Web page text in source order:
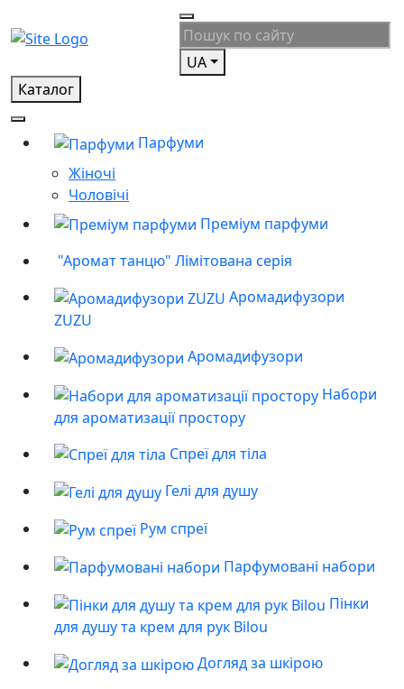
UA
Каталог
Парфуми
Жіночі
Чоловічі
Преміум парфуми
"Аромат танцю" Лімітована серія
Аромадифузори
ZUZU
Аромадифузори
Набори
для ароматизації простору
Спреї для тіла
Гелі для душу
Рум спреї
Парфумовані набори
Пінки
для душу та крем для рук Bilou
Догляд за шкірою